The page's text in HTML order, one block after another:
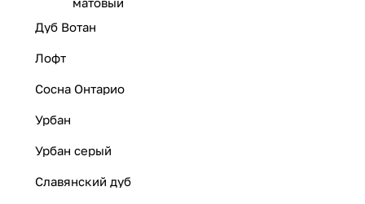
Дуб Вотан
Лофт
Сосна Онтарио
Урбан
Урбан серый
Славянский дуб